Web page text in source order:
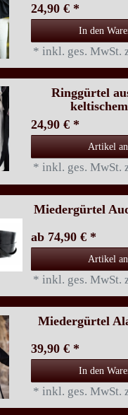
24,90 € *
In den
* inkl. ges. MwSt.
Ringgürtel
24,90 € *
Artikel
* inkl. ges. MwSt.
Miedergürtel
ab 74,90 € *
Artikel
* inkl. ges. MwSt.
Miedergürtel
39,90 € *
In den
* inkl. ges. MwSt.